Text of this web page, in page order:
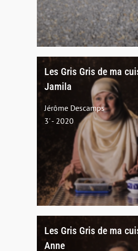
Les Gris Gris de ma
Jamila
Jérôme Descamps
3' - 2020
Les Gris Gris de ma
Anne